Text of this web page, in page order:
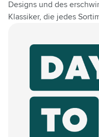
Designs und des
Klassiker, die jedes